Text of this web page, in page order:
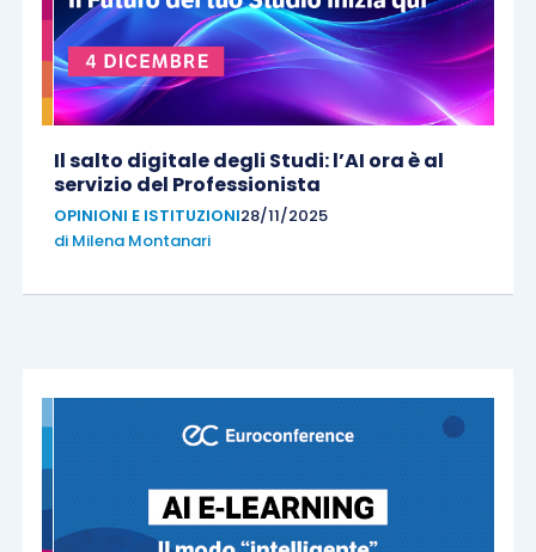
Il salto digitale degli Studi: l’AI ora è al
servizio del Professionista
OPINIONI E ISTITUZIONI28/11/2025
di Milena Montanari